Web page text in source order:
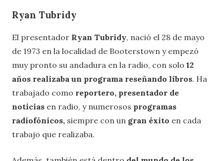
Ryan Tubridy
El presentador Ryan Tubridy, nació el 28 de mayo
de 1973 en la localidad de Booterstown y empezó
muy pronto su andadura en la radio, con solo 12
años realizaba un programa reseñando libros. Ha
trabajado como reportero, presentador de
noticias en radio, y numerosos programas
radiofónicos, siempre con un gran éxito en cada
trabajo que realizaba.